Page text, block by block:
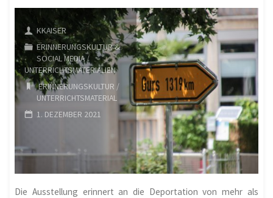
Gedenken
und
Spielen:
Felder
der
Geschichtskultur
(Fortbildung
KKAISER
ERINNERUNGSKULTUR &
SOCIAL MEDIA/
UNTERRICHTSMATERIALIEN
ERINNERUNGSKULTUR /
UNTERRICHTSMATERIAL
1. DEZEMBER 2021
Die Ausstellung erinnert an die Deportation von mehr als